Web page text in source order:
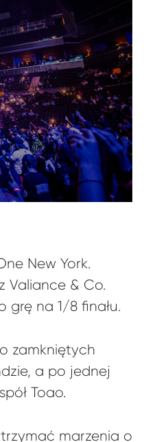
New York.
Valiance & Co.
grę na 1/8 finału.
zamkniętych
a po jednej
Toao.
marzenia o